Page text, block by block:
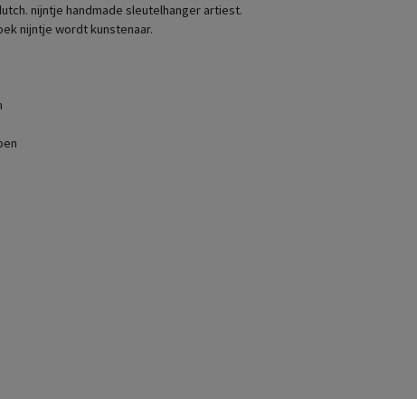
nijntje handmade sleutelhanger artiest.
nijntje wordt kunstenaar.